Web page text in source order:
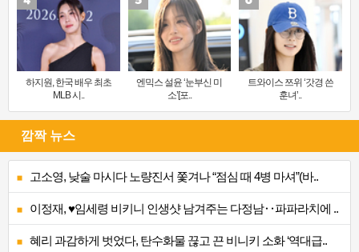
하지원, 한국 배우 최초
MLB 시..
엔믹스 설윤 ‘눈부신 미
소’[포..
트와이스 쯔위 ‘갓경 쓴
훈녀’..
깜짝 뉴스
고소영, 낮술 마시다 노량진서 쫓겨나 “점심 때 4병 마셔”(바..
이정재, ♥임세령 비키니 인생샷 남겨주는 다정남‥파파라치에 ..
혜리 과감하게 벗었다, 탄수화물 끊고 끈 비니키 소화 ‘역대급..